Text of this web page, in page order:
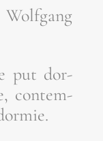
put dor­
contem­